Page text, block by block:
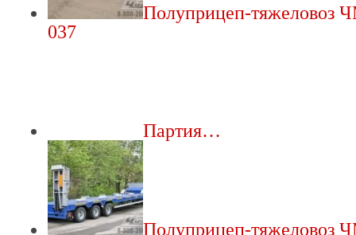
Полуприцеп-тяжеловоз
037
Партия…
Полуприцеп-